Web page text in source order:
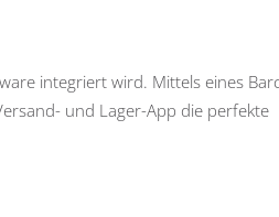
integriert wird. Mittels eines
und Lager-App die perfekte